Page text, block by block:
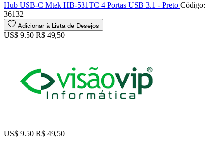
Hub USB-C Mtek HB-531TC 4 Portas USB 3.1 - Preto Código:
36132
Adicionar à Lista de Desejos
US$ 9.50 R$ 49,50
US$ 9.50 R$ 49,50